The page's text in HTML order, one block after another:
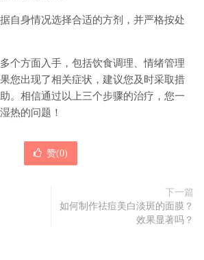
自身情况选择合适的方剂，并严格按处
个方面入手，包括饮食调理、情绪管理
您出现了相关症状，建议您及时采取措
。相信通过以上三个步骤的治疗，您一
热的问题！
赞(0)
下一篇
如何制作祛痘美白淡斑的面膜？
效果显著吗？